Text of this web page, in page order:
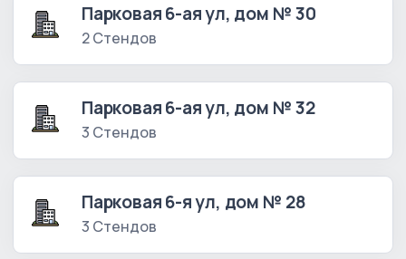
Парковая 6-ая ул, дом № 30
2 Стендов
Парковая 6-ая ул, дом № 32
3 Стендов
Парковая 6-я ул, дом № 28
3 Стендов